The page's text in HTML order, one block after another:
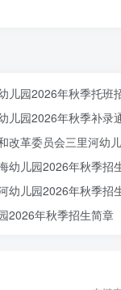
ryfw.bjedu.cn
:6月11日9:00—6月
:6月23日9:00—6
结果与志愿填报先
儿园2026年秋季托班
儿园2026年秋季补录
改革委员会三里河幼
幼儿园2026年秋季招
幼儿园2026年秋季招
2026年秋季招生简章